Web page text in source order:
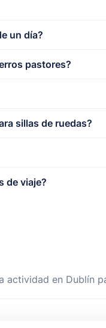
un día?
pastores?
sillas de ruedas?
de viaje?
en Dublín